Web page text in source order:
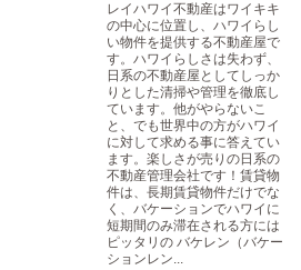
レイハワイ不動産はワイキキ
の中心に位置し、ハワイらし
い物件を提供する不動産屋で
す。ハワイらしさは失わず、
日系の不動産屋としてしっか
りとした清掃や管理を徹底し
ています。他がやらないこ
と、でも世界中の方がハワイ
に対して求める事に答えてい
ます。楽しさが売りの日系の
不動産管理会社です！賃貸物
件は、長期賃貸物件だけでな
く、バケーションでハワイに
短期間のみ滞在される方には
ピッタリの バケレン（バケー
ションレン...